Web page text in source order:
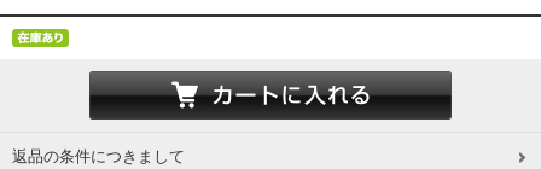
返品の条件につきまして